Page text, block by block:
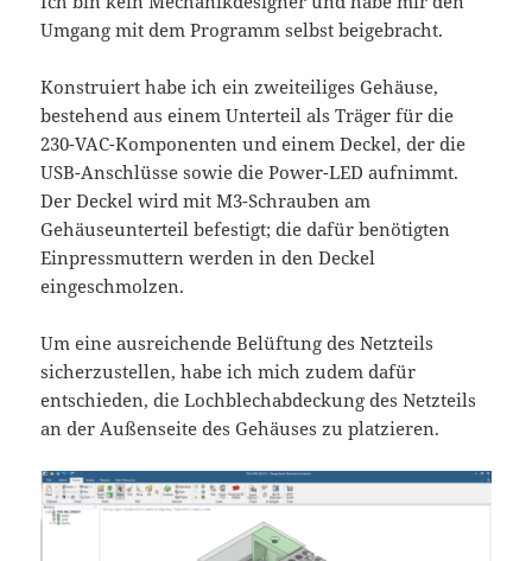
Umgang mit dem Programm selbst beigebracht.
Konstruiert habe ich ein zweiteiliges Gehäuse,
bestehend aus einem Unterteil als Träger für die
230-VAC-Komponenten und einem Deckel, der die
USB-Anschlüsse sowie die Power-LED aufnimmt.
Der Deckel wird mit M3-Schrauben am
Gehäuseunterteil befestigt; die dafür benötigten
Einpressmuttern werden in den Deckel
eingeschmolzen.
Um eine ausreichende Belüftung des Netzteils
sicherzustellen, habe ich mich zudem dafür
entschieden, die Lochblechabdeckung des Netzteils
an der Außenseite des Gehäuses zu platzieren.